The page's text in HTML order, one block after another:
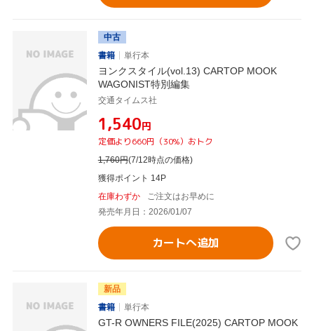
中古
書籍
単行本
ヨンクスタイル(vol.13) CARTOP MOOK
WAGONIST特別編集
交通タイムス社
¥1,540円
定価より660円（30%）おトク
1,760円(7/12時点の価格)
獲得ポイント 14P
在庫わずか
ご注文はお早めに
発売年月日：2026/01/07
カートへ追加
新品
書籍
単行本
GT-R OWNERS FILE(2025) CARTOP MOOK